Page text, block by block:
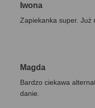
Iwona
Zapiekanka super. Już
Magda
Bardzo ciekawa
danie.